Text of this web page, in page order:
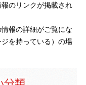
のリンクが掲載され
報の詳細がご覧にな
を持っている）の場